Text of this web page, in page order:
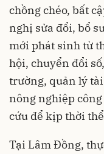
chồng chéo, bất
nghị sửa đổi, bổ
mới phát sinh từ
hội, chuyển đổi
trường, quản lý
nông nghiệp
cứu để kịp thời
Tại Lâm Đồng,